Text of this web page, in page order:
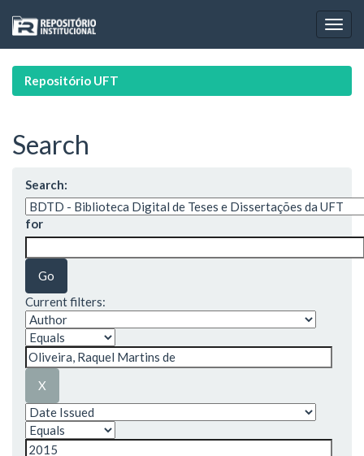
navigation
Repositório UFT
Search
Search:
for
Current filters: